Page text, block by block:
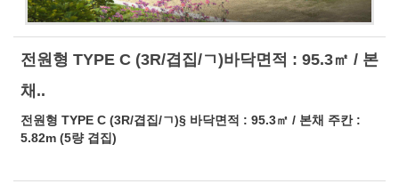
전원형 TYPE C (3R/겹집/ㄱ)바닥면적 : 95.3㎡ / 본
채..
전원형 TYPE C (3R/겹집/ㄱ)§ 바닥면적 : 95.3㎡ / 본채 주칸 :
5.82m (5량 겹집)